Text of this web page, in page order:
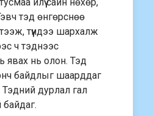
тэд өнгөрснөө
түүндээ шархалж
ч тэднээс
явах нь олон. Тэд
байдлыг шаарддаг
дурлал гал
байдаг.